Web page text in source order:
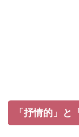
「抒情的」と